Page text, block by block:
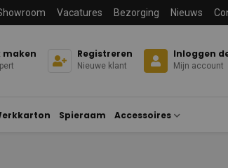
Vacatures Bezorging Nieuws
maken Registreren
Nieuwe klant
Inloggen
Mijn account
Spieraam Accessoires